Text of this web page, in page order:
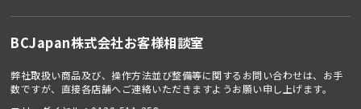
BCJapan株式会社お客様相談室
弊社取扱い商品及び、操作方法並び整備等に関するお問い合わせは、お手
数ですが、直接各店舗へご連絡いただきますようお願い申し上げます。